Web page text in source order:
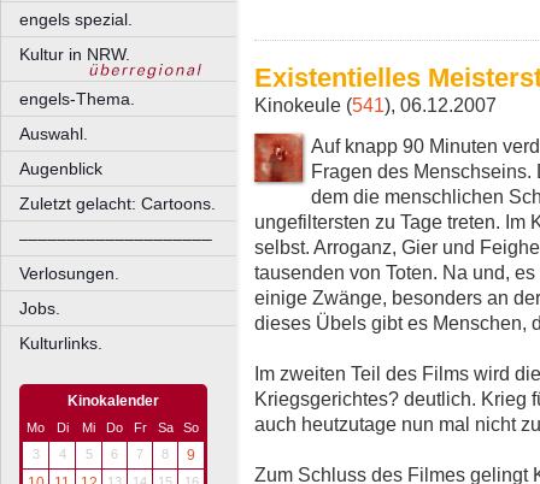
engels spezial.
Kultur in NRW.
engels-Thema.
Auswahl.
Augenblick
Zuletzt gelacht: Cartoons.
––––––––––––––––––––
Verlosungen.
Jobs.
Kulturlinks.
Kinokalender
Mo Di Mi Do Fr Sa
So
3
4 5 6 7 8
9
Existentielles
Kinokeule (541), 06.12.2007
Auf knapp 90 Minuten
Fragen des Menschseins.
dem die menschlichen
ungefiltersten zu Tage treten. Im
selbst. Arroganz, Gier und
tausenden von Toten. Na und,
einige Zwänge, besonders an
dieses Übels gibt es Menschen,
Im zweiten Teil des Films wird
Kriegsgerichtes? deutlich. Krieg
auch heutzutage nun mal nicht
Zum Schluss des Filmes gelingt